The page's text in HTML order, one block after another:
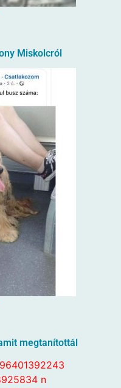
Miskolcról
megtanítottál